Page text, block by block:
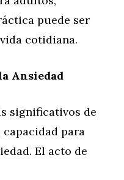
puede ser
cotidiana.
Ansiedad
significativos de
capacidad para
El acto de